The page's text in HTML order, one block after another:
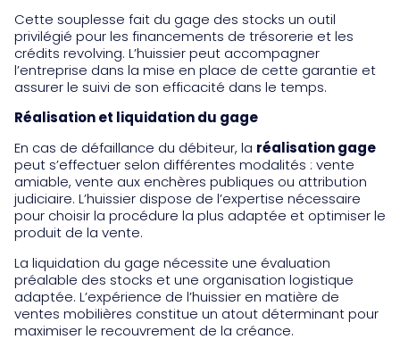
Cette souplesse fait du gage des stocks un outil
privilégié pour les financements de trésorerie et les
crédits revolving. L’huissier peut accompagner
l’entreprise dans la mise en place de cette garantie et
assurer le suivi de son efficacité dans le temps.
Réalisation et liquidation du gage
En cas de défaillance du débiteur, la réalisation gage
peut s’effectuer selon différentes modalités : vente
amiable, vente aux enchères publiques ou attribution
judiciaire. L’huissier dispose de l’expertise nécessaire
pour choisir la procédure la plus adaptée et optimiser le
produit de la vente.
La liquidation du gage nécessite une évaluation
préalable des stocks et une organisation logistique
adaptée. L’expérience de l’huissier en matière de
ventes mobilières constitue un atout déterminant pour
maximiser le recouvrement de la créance.